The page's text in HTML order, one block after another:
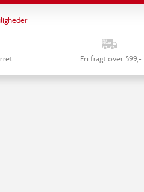
Fri fragt over 599,-